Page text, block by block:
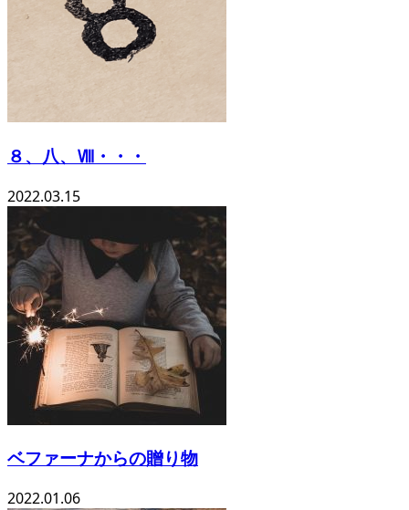
８、八、Ⅷ・・・
2022.03.15
ベファーナからの贈り物
2022.01.06